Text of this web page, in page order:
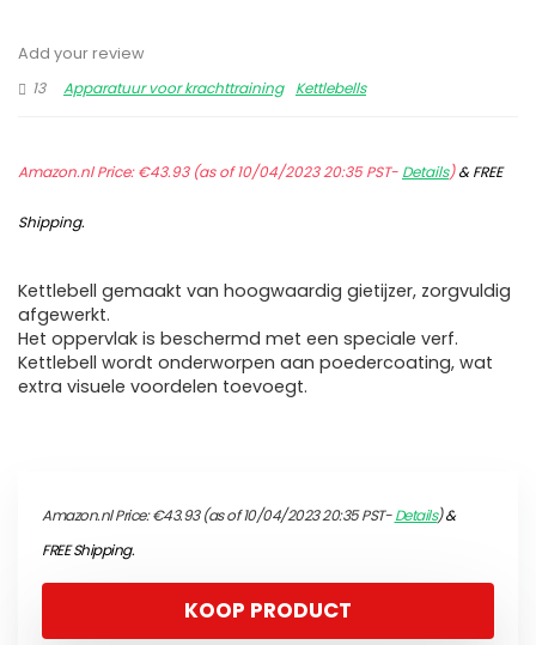
Add your review
13
Apparatuur voor krachttraining Kettlebells
Amazon.nl Price:€43.93(as of 10/04/2023 20:35 PST- Details)&FREE
Shipping.
Kettlebell gemaakt van hoogwaardig gietijzer, zorgvuldig
afgewerkt.
Het oppervlak is beschermd met een speciale verf.
Kettlebell wordt onderworpen aan poedercoating, wat
extra visuele voordelen toevoegt.
Amazon.nl Price:€43.93(as of 10/04/2023 20:35 PST-Details)&
FREE Shipping.
KOOP PRODUCT